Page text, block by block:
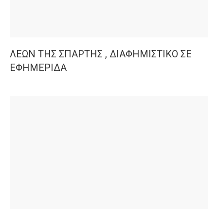
ΛΕΩΝ ΤΗΣ ΣΠΑΡΤΗΣ , ΔΙΑΦΗΜΙΣΤΙΚΟ ΣΕ
ΕΦΗΜΕΡΙΔΑ